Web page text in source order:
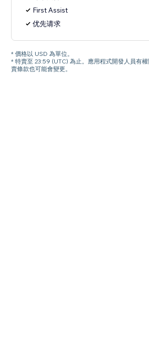
First Assist
优先请求
* 價格以 USD 為單位。
* 特賣至 23:59 (UTC) 為止。應用程式開發人員有
賣條款也可能會變更。